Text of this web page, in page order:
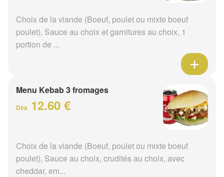
Choix de la viande (Boeuf, poulet ou mixte boeuf
poulet), Sauce au choix et garnitures au choix, 1
portion de ...
Menu Kebab 3 fromages
Dès 12.60 €
Choix de la viande (Boeuf, poulet ou mixte boeuf
poulet), Sauce au choix, crudités au choix, avec
cheddar, em...